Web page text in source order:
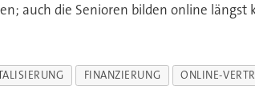
auch die Senioren bilden online längst
FINANZIERUNG ONLINE-